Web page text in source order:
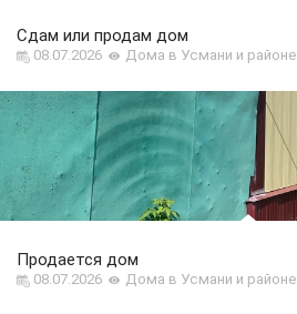
Сдам или продам дом
08.07.2026 Дома в Усмани и районе
Продается дом
08.07.2026 Дома в Усмани и районе